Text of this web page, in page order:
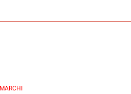
MARCHI